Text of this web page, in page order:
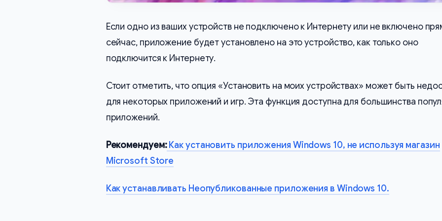
Если одно из ваших устройств не подключено к Интернету или не включено
сейчас, приложение будет установлено на это устройство, как только оно
подключится к Интернету.
Стоит отметить, что опция «Установить на моих устройствах» может быть
для некоторых приложений и игр. Эта функция доступна для большинства
приложений.
Рекомендуем:Как установить приложения Windows 10, не используя магазин
Microsoft Store
Как устанавливать Неопубликованные приложения в Windows 10.